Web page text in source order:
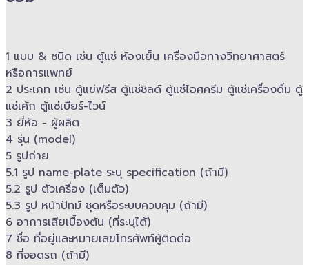
1 แบบ & ​ชนิด เช่น ตู้แช่ ห้องเย็น เครื่องมือทางวิทยาศาสตร์​
หรือการแพทย์
2 ประเภท เช่น ตู้แข่ฟรีส ตู้แช่ชิลด์ ตู้แช่ไอศครีม ตู้แช่เครื่องดื่ม ตู้
แช่เค้ก ตู้แช่เบียร์-ไวน์
3 ยี่ห้อ -​ ผู้ผลิต
4 รุ่น (model)
5 รูปถ่าย
5.1 รูป name-plate ระบุ specification (ถ้ามี)
5.2 รูป ตัวเครื่อง (เต็มตัว)
5.3 รูป หน้าปัทม์ ชุดหรือระบบควบคุม (ถ้ามี)​
6 อาการเสียเบื้องต้น (ที่ระบุได้)
7 ชื่อ ที่อยู่และ​หมายเลขโทรศัพท์​ผู้ติดต่อ
8 ที่จอดรถ (ถ้ามี)​